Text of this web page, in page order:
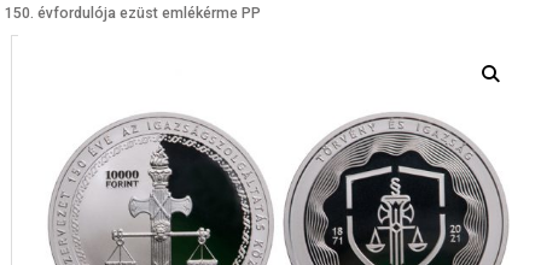
navigation
Kezdőlap/ Emlékérme / 2021. évi Az önálló ügyészi szervezet